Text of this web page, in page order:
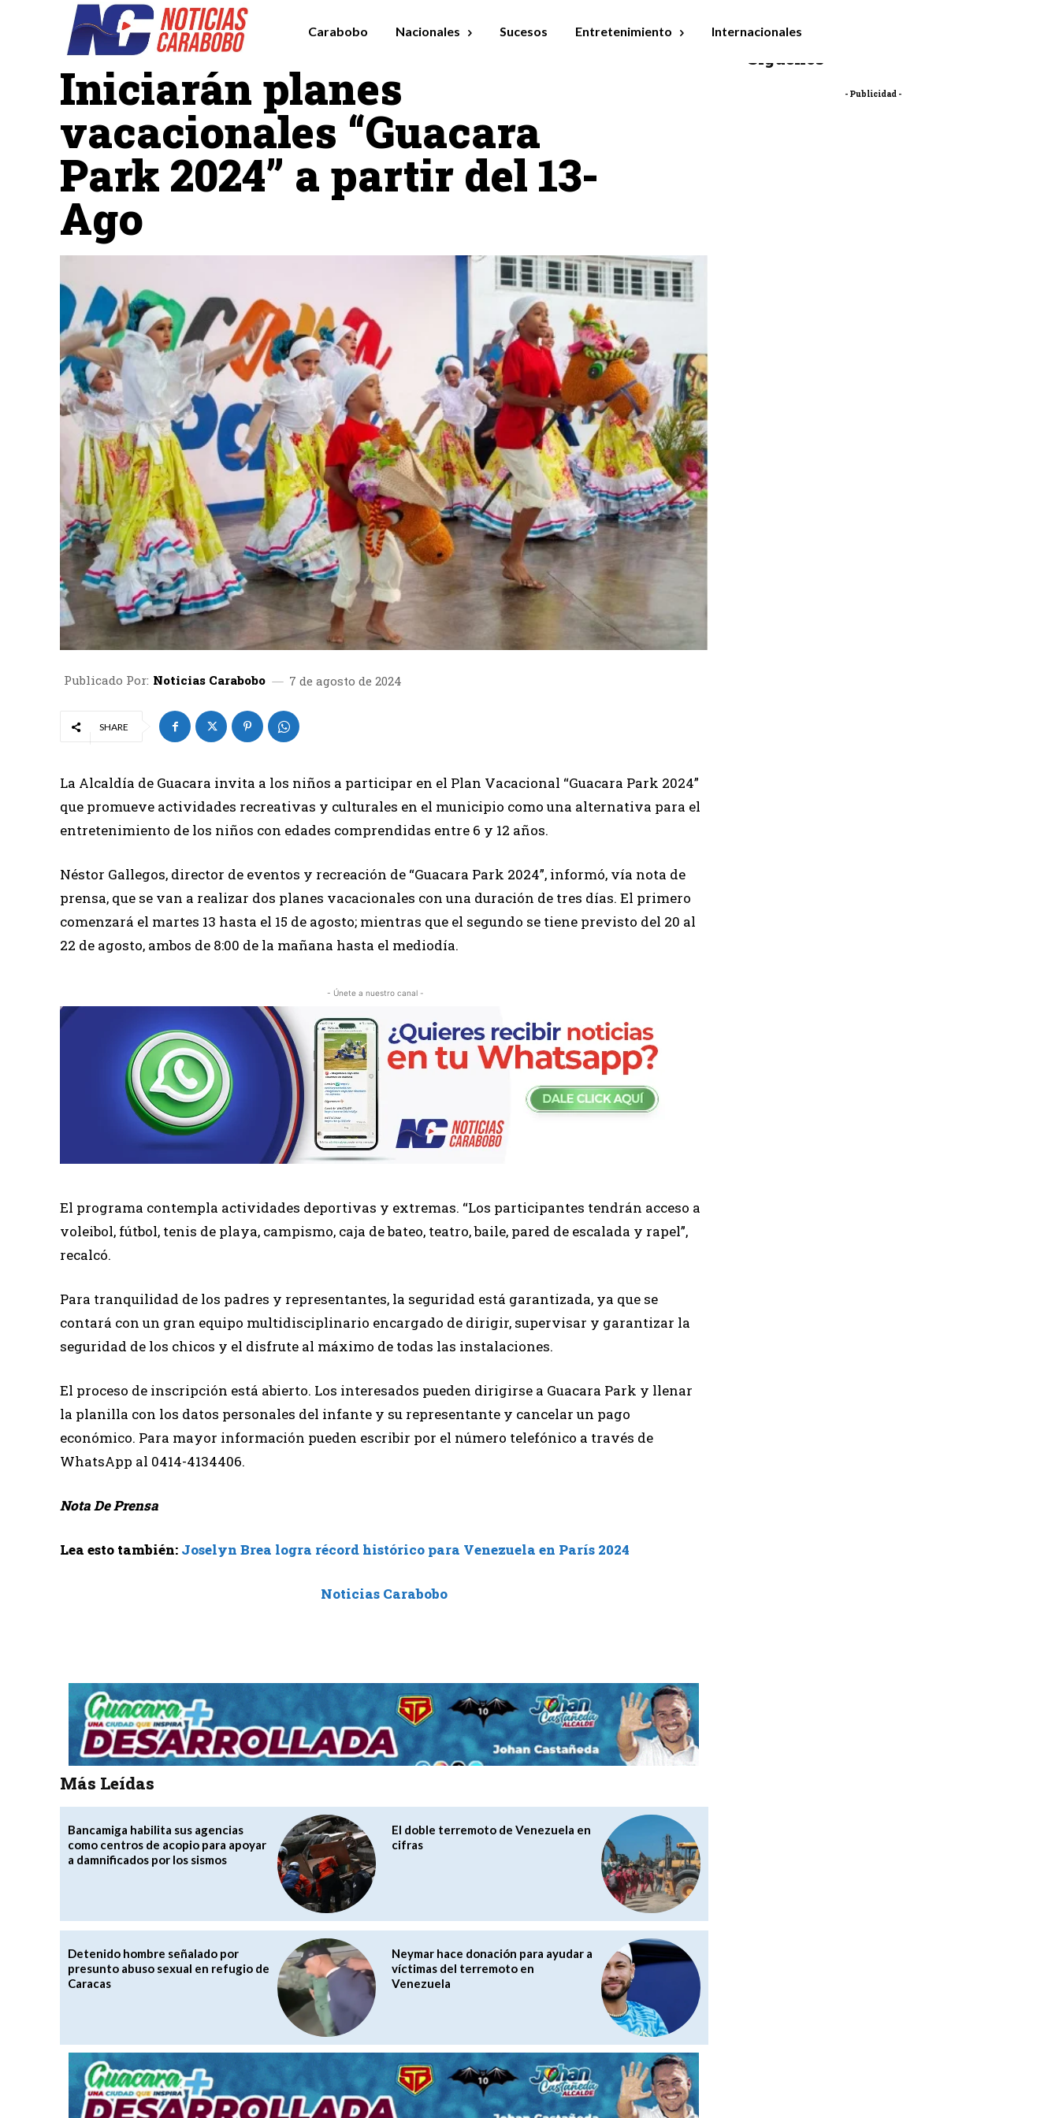
Carabobo Nacionales Sucesos Entretenimiento Internacionales
Carabobo
Iniciarán planes
vacacionales “Guacara
Park 2024” a partir del 13-
Ago
Publicado Por: Noticias Carabobo 7 de agosto de 2024
SHARE
La Alcaldía de Guacara invita a los niños a participar en el Plan Vacacional “Guacara Park 2024”
que promueve actividades recreativas y culturales en el municipio como una alternativa para el
entretenimiento de los niños con edades comprendidas entre 6 y 12 años.
Néstor Gallegos, director de eventos y recreación de “Guacara Park 2024”, informó, vía nota de
prensa, que se van a realizar dos planes vacacionales con una duración de tres días. El primero
comenzará el martes 13 hasta el 15 de agosto; mientras que el segundo se tiene previsto del 20 al
22 de agosto, ambos de 8:00 de la mañana hasta el mediodía.
- Únete a nuestro canal -
El programa contempla actividades deportivas y extremas. “Los participantes tendrán acceso a
voleibol, fútbol, tenis de playa, campismo, caja de bateo, teatro, baile, pared de escalada y rapel”,
recalcó.
Para tranquilidad de los padres y representantes, la seguridad está garantizada, ya que se
contará con un gran equipo multidisciplinario encargado de dirigir, supervisar y garantizar la
seguridad de los chicos y el disfrute al máximo de todas las instalaciones.
El proceso de inscripción está abierto. Los interesados pueden dirigirse a Guacara Park y llenar
la planilla con los datos personales del infante y su representante y cancelar un pago
económico. Para mayor información pueden escribir por el número telefónico a través de
WhatsApp al 0414-4134406.
Nota De Prensa
Lea esto también: Joselyn Brea logra récord histórico para Venezuela en París 2024
Noticias Carabobo
Más Leídas
Bancamiga habilita sus agencias
como centros de acopio para apoyar
a damnificados por los sismos
El doble terremoto de Venezuela en
cifras
Detenido hombre señalado por
presunto abuso sexual en refugio de
Caracas
Neymar hace donación para ayudar a
víctimas del terremoto en
Venezuela
Síguenos
- Publicidad -